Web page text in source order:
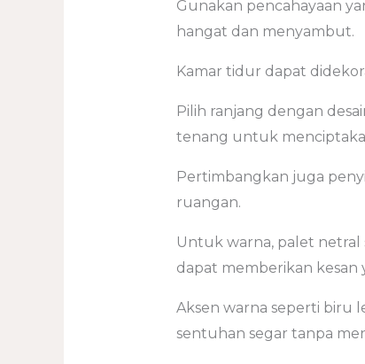
Gunakan pencahayaan
hangat dan menyambut.
Kamar tidur dapat
Pilih ranjang dengan
tenang untuk
Pertimbangkan juga
ruangan.
Untuk warna, palet
dapat memberikan kesan
Aksen warna seperti biru
sentuhan segar tanpa